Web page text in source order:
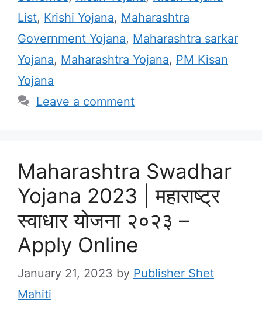
List, Krishi Yojana, Maharashtra
Government Yojana, Maharashtra sarkar
Yojana, Maharashtra Yojana, PM Kisan
Yojana
Leave a comment
Maharashtra Swadhar
Yojana 2023 | महाराष्ट्र
स्वाधार योजना २०२३ –
Apply Online
January 21, 2023 by Publisher Shet
Mahiti